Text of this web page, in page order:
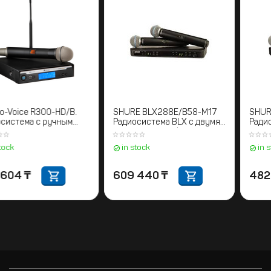
Electro-Voice R300-HD/B.
Радиосистема с ручным
передатчиком
298 604₸
SHURE BLX288E/B58-M17
Радиосистема BLX с двумя
ручными микрофонами
609 440₸